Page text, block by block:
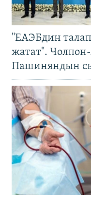
"ЕАЭБдин
жатат".
Пашиняндын